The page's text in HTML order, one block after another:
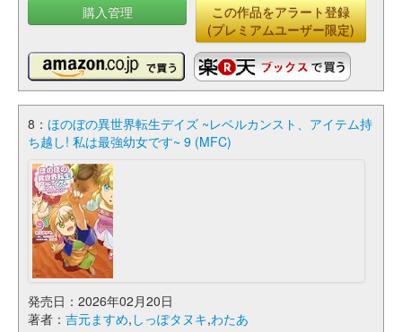
購入管理
この作品をアラート登録
(プレミアムユーザー限定)
8： ほのぼの異世界転生デイズ ~レベルカンスト、アイテム持
ち越し! 私は最強幼女です~ 9 (MFC)
発売日：2026年02月20日
著者： 吉元ますめ, しっぽタヌキ,わたあ